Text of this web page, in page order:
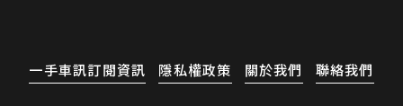
一手車訊訂閱資訊 隱私權政策 關於我們 聯絡我們